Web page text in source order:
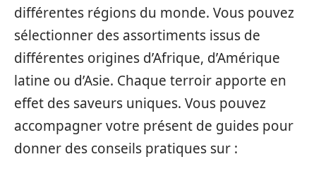
différentes régions du monde. Vous pouvez
sélectionner des assortiments issus de
différentes origines d’Afrique, d’Amérique
latine ou d’Asie. Chaque terroir apporte en
effet des saveurs uniques. Vous pouvez
accompagner votre présent de guides pour
donner des conseils pratiques sur :